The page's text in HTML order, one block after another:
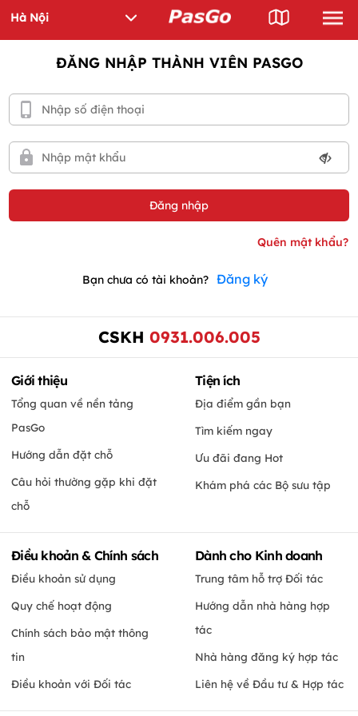
ĐĂNG NHẬP THÀNH VIÊN PASGO
Bạn chưa có tài khoản? Đăng ký
CSKH 0931.006.005
Giới thiệu
Tổng quan về nền tảng
PasGo
Hướng dẫn đặt chỗ
Câu hỏi thường gặp khi đặt
chỗ
Tiện ích
Địa điểm gần bạn
Tìm kiếm ngay
Ưu đãi đang Hot
Khám phá các Bộ sưu tập
Điều khoản & Chính sách
Điều khoản sử dụng
Quy chế hoạt động
Chính sách bảo mật thông
tin
Điều khoản với Đối tác
Dành cho Kinh doanh
Trung tâm hỗ trợ Đối tác
Hướng dẫn nhà hàng hợp
tác
Nhà hàng đăng ký hợp tác
Liên hệ về Đầu tư & Hợp tác